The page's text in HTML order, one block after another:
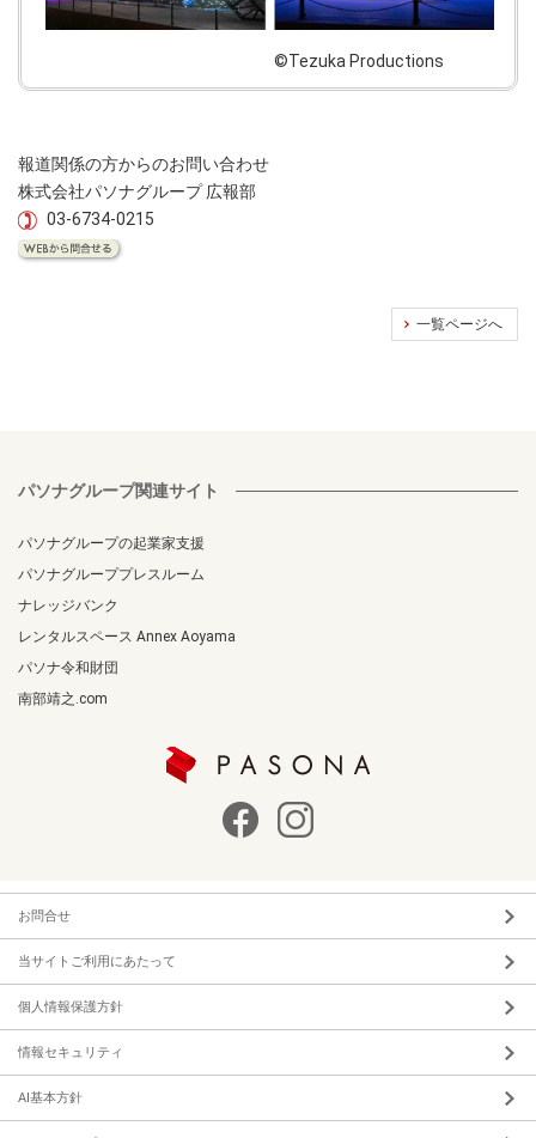
©Tezuka Productions
報道関係の方からのお問い合わせ
株式会社パソナグループ 広報部
03-6734-0215
一覧ページへ
パソナグループ関連サイト
パソナグループの起業家支援
パソナグループプレスルーム
ナレッジバンク
レンタルスペース Annex Aoyama
パソナ令和財団
南部靖之.com
お問合せ
当サイトご利用にあたって
個人情報保護方針
情報セキュリティ
AI基本方針